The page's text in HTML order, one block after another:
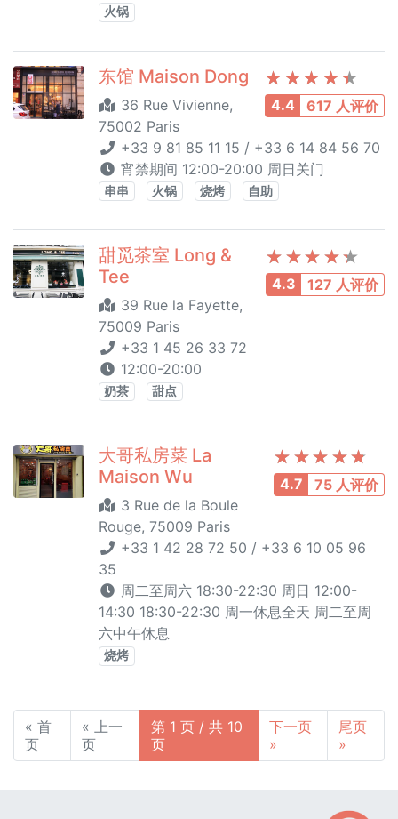
火锅
4.4 617 人评价
东馆 Maison Dong
36 Rue Vivienne,
75002 Paris
+33 9 81 85 11 15 / +33 6 14 84 56 70
宵禁期间 12:00-20:00 周日关门
串串 火锅 烧烤 自助
4.3 127 人评价
甜觅茶室 Long &
Tee
39 Rue la Fayette,
75009 Paris
+33 1 45 26 33 72
12:00-20:00
奶茶 甜点
4.7 75 人评价
大哥私房菜 La
Maison Wu
3 Rue de la Boule
Rouge, 75009 Paris
+33 1 42 28 72 50 / +33 6 10 05 96
35
周二至周六 18:30-22:30 周日 12:00-
14:30 18:30-22:30 周一休息全天 周二至周
六中午休息
烧烤
« 首
页
« 上一
页
第 1 页 / 共 10
页
下一页
»
尾页
»